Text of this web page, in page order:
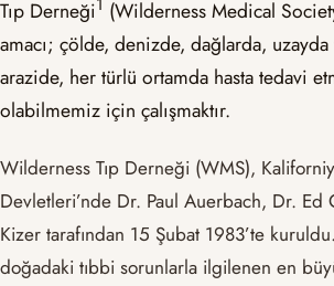
Tıp Derneği (Wilderness Medical
amacı; çölde, denizde, dağlarda,
arazide, her türlü ortamda hasta tedavi
olabilmemiz için çalışmaktır.
Wilderness Tıp Derneği (WMS),
Devletleri’nde Dr. Paul Auerbach, Dr. Ed
Kizer tarafından 15 Şubat 1983’te
doğadaki tıbbi sorunlarla ilgilenen en